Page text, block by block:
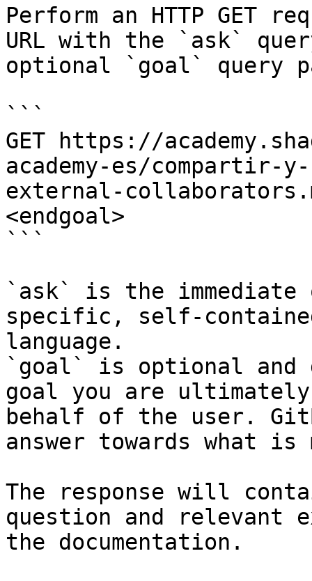
Perform an HTTP GET
URL with the `ask`
optional `goal` query
```
GET https://
academy-es/
external-
<endgoal>
```
`ask` is the
specific, self-
language.
`goal` is optional and
goal you are
behalf of the user.
answer towards what
The response will
question and relevant
the documentation.